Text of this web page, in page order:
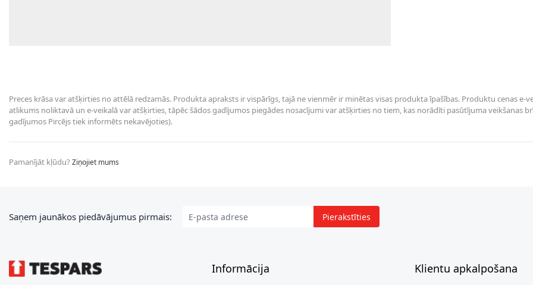
Preces krāsa var atšķirties no attēlā redzamās. Produkta apraksts ir vispārīgs, tajā ne vienmēr ir minētas visas produkta īpašības. Produktu cenas e-
atlikums noliktavā un e-veikalā var atšķirties, tāpēc šādos gadījumos piegādes nosacījumi var atšķirties no tiem, kas norādīti pasūtījuma veikšanas
gadījumos Pircējs tiek informēts nekavējoties).
Pamanījāt kļūdu?Ziņojiet mums
E-pasta adrese
Saņem jaunākos piedāvājumus pirmais: Pierakstīties
Informācija Klientu apkalpošana